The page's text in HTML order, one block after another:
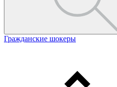
Гражданские шокеры